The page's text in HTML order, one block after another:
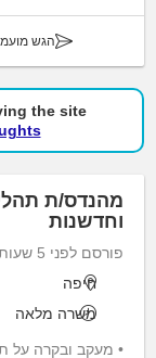
הגש
the site.
מהנדס/ת
וחדשנות
פורסם לפני 5 שעות
חיפה
משרה מלאה
• מעקב ובקרה על